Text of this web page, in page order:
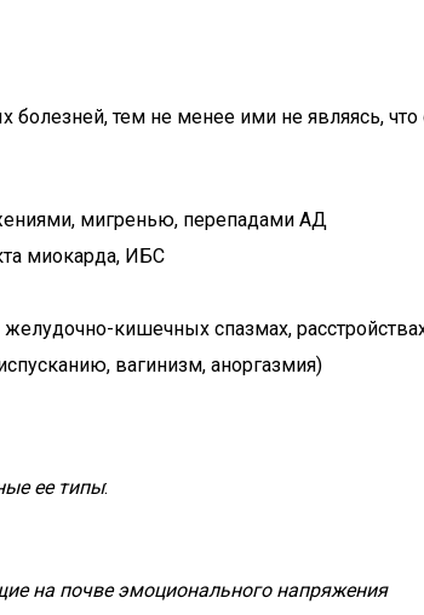
тем не менее ими не являясь, что
мигренью, перепадами АД
миокарда, ИБС
кишечных спазмах,
вагинизм, аноргазмия)
ее типы:
на почве эмоционального напряжения